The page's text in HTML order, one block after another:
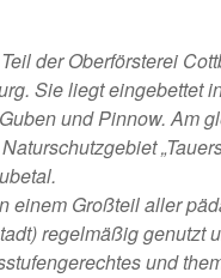
der Oberförsterei
Sie liegt eingebettet
und Pinnow. Am
einem Großteil aller
regelmäßig
und